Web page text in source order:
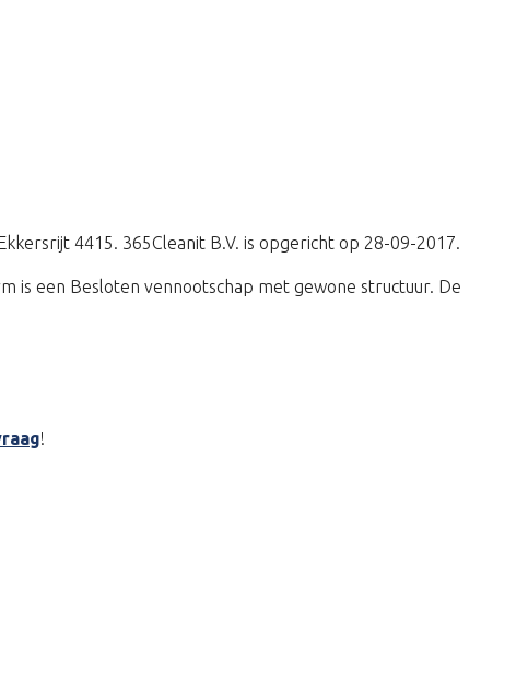
4415. 365Cleanit B.V. is opgericht op 28-09-2017.
is een Besloten vennootschap met gewone structuur. De
!